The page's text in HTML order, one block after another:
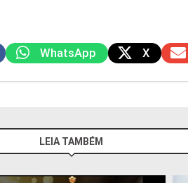
WhatsApp X
LEIA TAMBÉM